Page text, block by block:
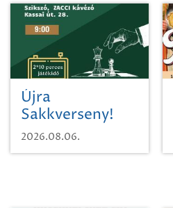
Újra
Sakkverseny!
2026.08.06.